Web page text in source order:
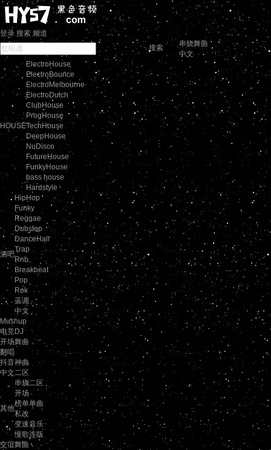
登录 搜索 频道
搜索
串烧舞曲
中文
HOUSE
ElectroHouse
ElectroBounce
ElectroMelbourne
ElectroDutch
ClubHouse
ProgHouse
TechHouse
DeepHouse
NuDisco
FutureHouse
FunkyHouse
bass house
Hardstyle
酒吧
HipHop
Funky
Reggae
Dubstep
DanceHall
Trap
Rnb
Breakbeat
Pop
Rok
蓝调
中文
Mushup
电竞DJ
开场舞曲
翻唱
抖音神曲
中文二区
其他
串烧二区
开场
榜单单曲
私改
变速音乐
慢歌连版
交谊舞曲